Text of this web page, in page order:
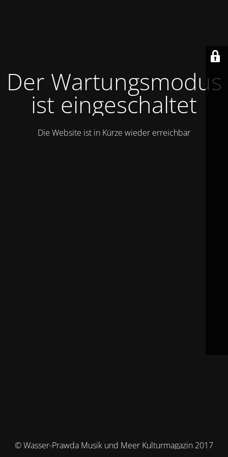
Der Wartungsmodus
ist eingeschaltet
Die Website ist in Kürze wieder erreichbar
© Wasser-Prawda Musik und Meer Kulturmagazin 2017